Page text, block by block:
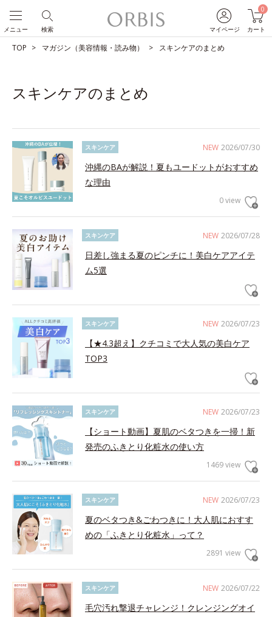
マイページ
0
カート
検索
メニュー
TOP マガジン（美容情報・読み物） スキンケアのまとめ
スキンケアのまとめ
NEW 2026/07/30
スキンケア
沖縄のBAが解説！夏もユードットがおすすめ
な理由
0 view
NEW 2026/07/28
スキンケア
日差し強まる夏のピンチに！美白ケアアイテ
ム5選
NEW 2026/07/23
スキンケア
【★4.3超え】クチコミで大人気の美白ケア
TOP3
NEW 2026/07/23
スキンケア
【ショート動画】夏肌のベタつきを一掃！新
発売のふきとり化粧水の使い方
1469 view
NEW 2026/07/23
スキンケア
夏のベタつき&ごわつきに！大人肌におすす
めの「ふきとり化粧水」って？
2891 view
NEW 2026/07/22
スキンケア
毛穴汚れ撃退チャレンジ！クレンジングオイ